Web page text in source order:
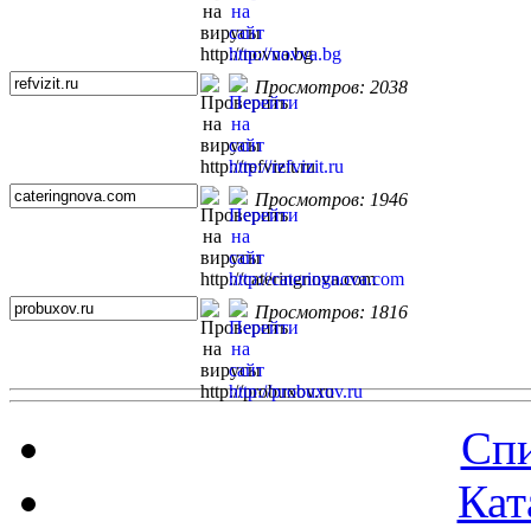
Просмотров: 2038
Просмотров: 1946
Просмотров: 1816